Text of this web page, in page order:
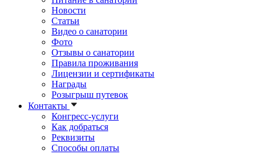
Новости
Статьи
Видео о санатории
Фото
Отзывы о санатории
Правила проживания
Лицензии и сертификаты
Награды
Розыгрыш путевок
Контакты
Конгресс-услуги
Как добраться
Реквизиты
Способы оплаты